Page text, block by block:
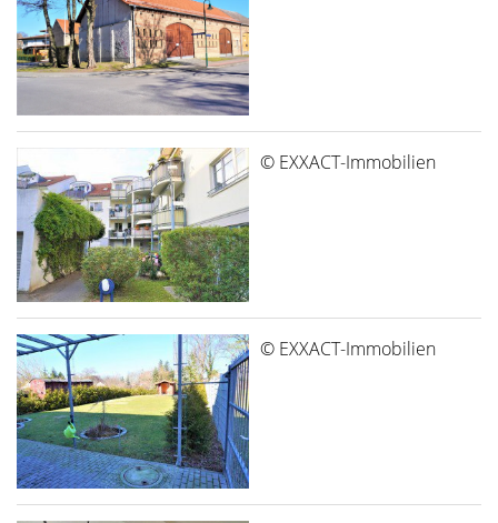
© EXXACT-Immobilien
© EXXACT-Immobilien